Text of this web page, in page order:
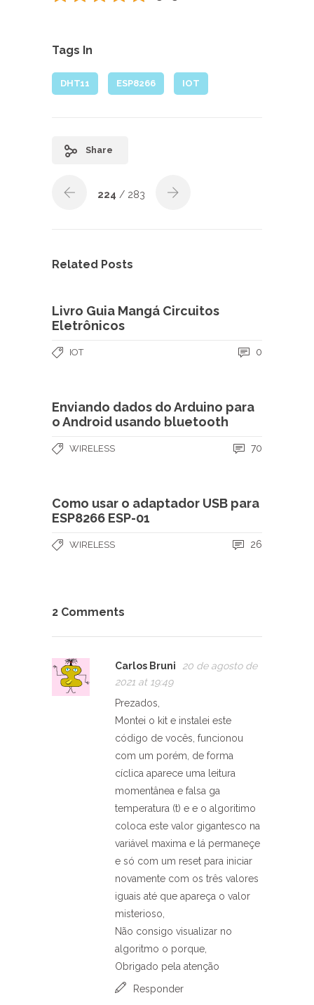
Tags In
DHT11 ESP8266 IOT
Share
224 / 283
Related Posts
Livro Guia Mangá Circuitos
Eletrônicos
IOT 0
Enviando dados do Arduino para
o Android usando bluetooth
WIRELESS 70
Como usar o adaptador USB para
ESP8266 ESP-01
WIRELESS 26
2 Comments
Carlos Bruni
20 de agosto de
2021 at 19:49
Prezados,
Montei o kit e instalei este
código de vocês, funcionou
com um porém, de forma
cíclica aparece uma leitura
momentânea e falsa ga
temperatura (t) e e o algoritimo
coloca este valor gigantesco na
variável maxima e lá permaneçe
e só com um reset para iniciar
novamente com os três valores
iguais até que apareça o valor
misterioso,
Não consigo visualizar no
algoritmo o porque,
Obrigado pela atenção
Responder